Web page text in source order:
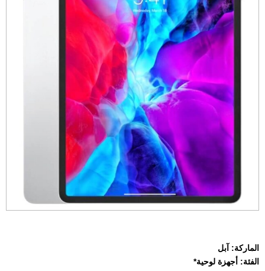
الماركة: آبل
الفئة: أجهزة لوحية*